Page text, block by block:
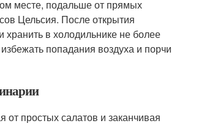
месте, подальше от прямых
Цельсия. После открытия
в холодильнике не более
попадания воздуха и порчи
простых салатов и заканчивая